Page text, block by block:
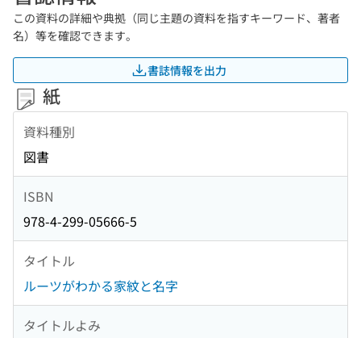
この資料の詳細や典拠（同じ主題の資料を指すキーワード、著者
名）等を確認できます。
書誌情報を出力
紙
資料種別
図書
ISBN
978-4-299-05666-5
タイトル
ルーツがわかる家紋と名字
タイトルよみ